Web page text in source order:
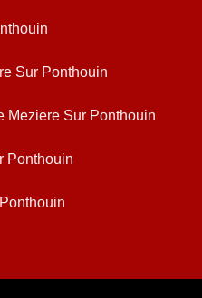
Sur Ponthouin
Meziere Sur Ponthouin
Ponthouin